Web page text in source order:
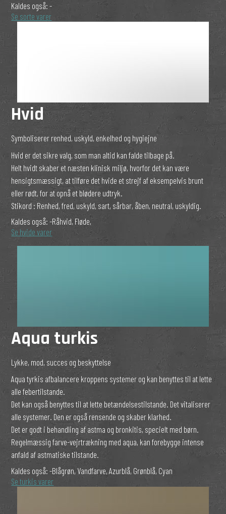
Kaldes også:-
Se sorte varer
Hvid
Symboliserer renhed, uskyld, enkelhed og hygiejne
Hvid er det sikre valg, som man altid kan falde tilbage på.
Helt hvidt skaber et næsten klinisk miljø, hvorfor det kan være
hensigtsmæssigt, at tilføre det hvide et strejf af eksempelvis brunt
eller rødt, for at opnå et blødere udtryk.
Stikord : Renhed, fred, uskyld, sart, sårbar, åben, neutral, uskyldig.
Kaldes også:-Råhvid, Fløde,
Se hvide varer
Aqua turkis
Lykke, mod, succes og beskyttelse
Aqua tyrkis afbalancere kroppens systemer og kan benyttes til at lette
alle febertilstande.
Det kan også benyttes til at lette betændelsestilstande. Det vitaliserer
alle systemer. Den er også rensende og skaber klarhed.
Det er godt i behandling af astma og bronkitis, specielt med børn.
Regelmæssig farve-vejrtrækning med aqua, kan forebygge intense
anfald af astmatiske tilstande.
Kaldes også:-Blågrøn, Vandfarve, Azurblå, Grønblå, Cyan
Se turkis varer